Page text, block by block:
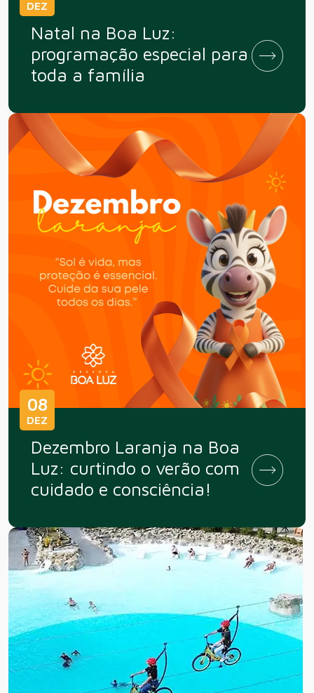
DEZ
Natal na Boa Luz:
programação especial para
toda a família
08
DEZ
Dezembro Laranja na Boa
Luz: curtindo o verão com
cuidado e consciência!